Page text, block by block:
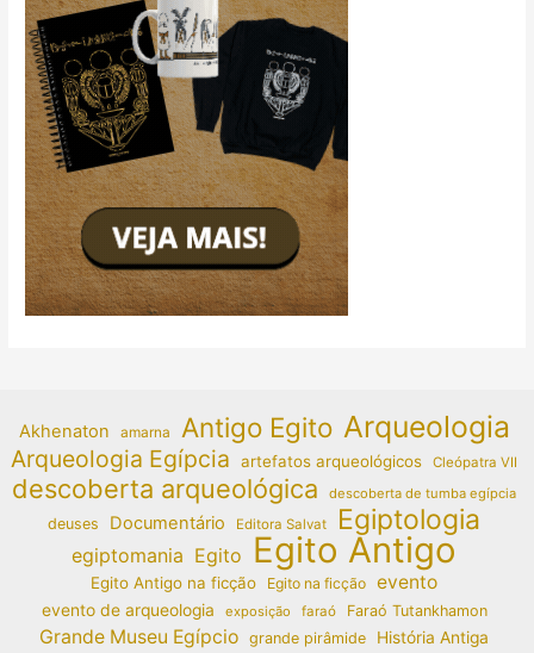
Akhenaton amarna Antigo Egito Arqueologia
Arqueologia Egípcia artefatos arqueológicos Cleópatra VII
descoberta arqueológica descoberta de tumba egípcia
deuses Documentário Editora Salvat Egiptologia
egiptomania Egito Egito Antigo
Egito Antigo na ficção Egito na ficção evento
evento de arqueologia exposição faraó Faraó Tutankhamon
Grande Museu Egípcio grande pirâmide
História Antiga